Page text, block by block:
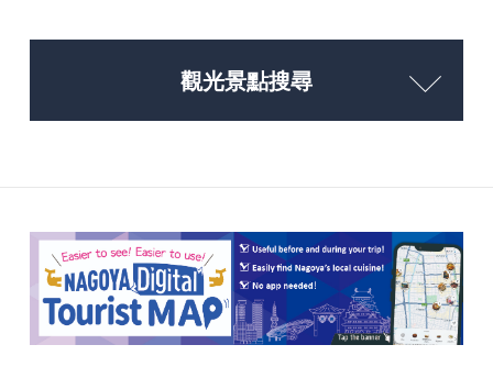
觀光景點搜尋